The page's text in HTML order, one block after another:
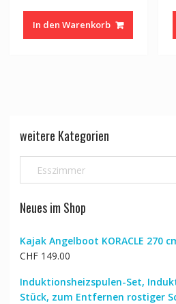
war:
CHF 92.00
In den Warenkorb
weitere Kategorien
Esszimmer
Neues im Shop
Kajak Angelboot KORACLE 270
CHF149.00
Induktionsheizspulen-Set,
Stück, zum Entfernen rostiger